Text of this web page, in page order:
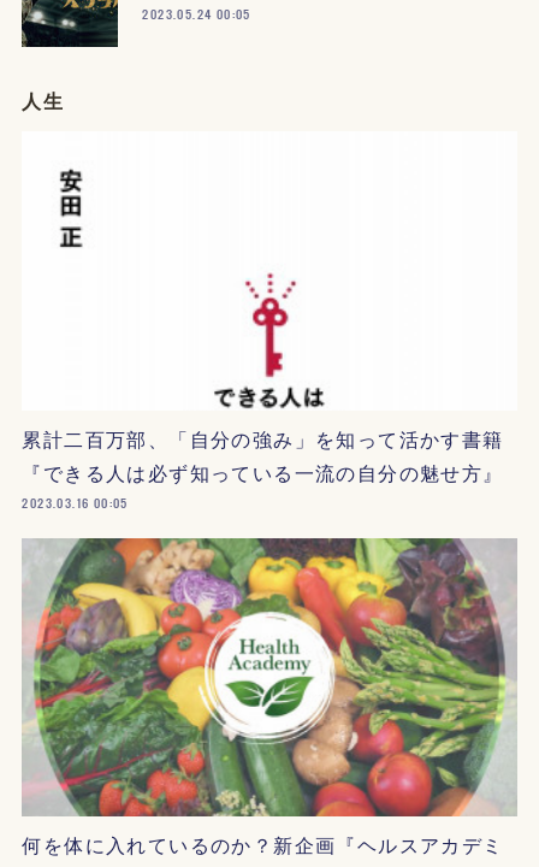
2023.05.24 00:05
人生
累計二百万部、「自分の強み」を知って活かす書籍
『できる人は必ず知っている一流の自分の魅せ方』
2023.03.16 00:05
何を体に入れているのか？新企画『ヘルスアカデミ